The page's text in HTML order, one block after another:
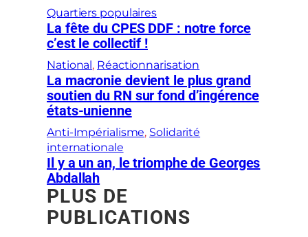
Quartiers populaires
La fête du CPES DDF : notre force
c’est le collectif !
National, Réactionnarisation
La macronie devient le plus grand
soutien du RN sur fond d’ingérence
états-unienne
Anti-Impérialisme, Solidarité
internationale
Il y a un an, le triomphe de Georges
Abdallah
PLUS DE
PUBLICATIONS